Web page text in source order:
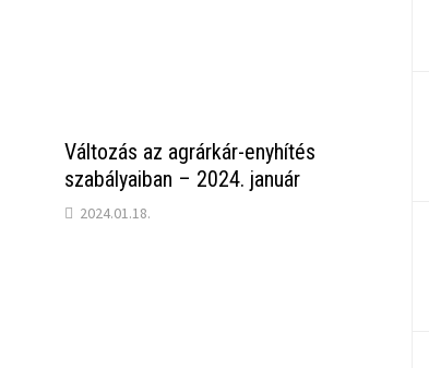
Változás az agrárkár-enyhítés
szabályaiban – 2024. január
2024.01.18.